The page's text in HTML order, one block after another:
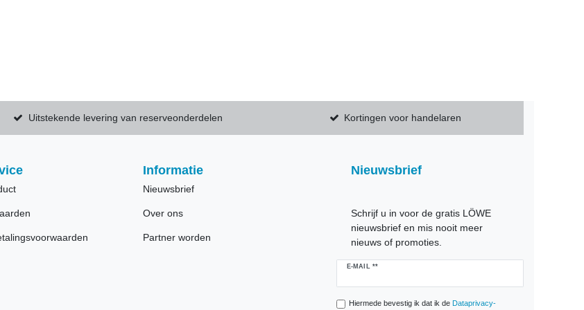
Uitstekende levering van reserveonderdelen Kortingen voor handelaren
Informatie
Nieuwsbrief
Over ons
Partner worden
Nieuwsbrief
Schrijf u in voor de gratis LÖWE
nieuwsbrief en mis nooit meer
nieuws of promoties.
E-MAIL **
Ceres::Template.newsletterHoneypotLabel
Hiermede bevestig ik dat ik de Data­privacy­